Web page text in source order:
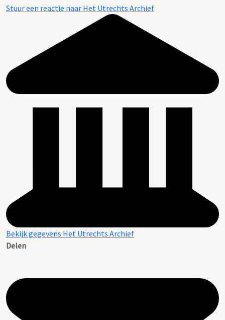
Stuur een reactie naar Het Utrechts Archief
Bekijk gegevens Het Utrechts Archief
Delen